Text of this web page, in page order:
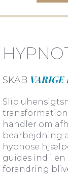
SKAB
Slip
handler om
bearbejdning
hypnose
guides ind i
forandring